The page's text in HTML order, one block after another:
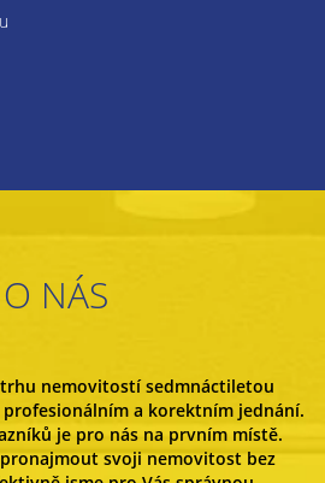
O NÁS
nemovitostí sedmnáctiletou
a korektním jednání.
je pro nás na prvním místě.
svoji nemovitost bez